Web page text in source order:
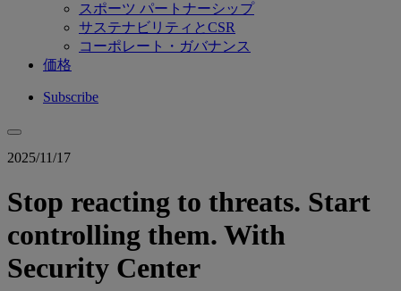
スポーツ パートナーシップ
サステナビリティとCSR
コーポレート・ガバナンス
価格
Subscribe
2025/11/17
Stop reacting to threats. Start
controlling them. With
Security Center